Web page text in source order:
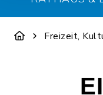
Freizeit,